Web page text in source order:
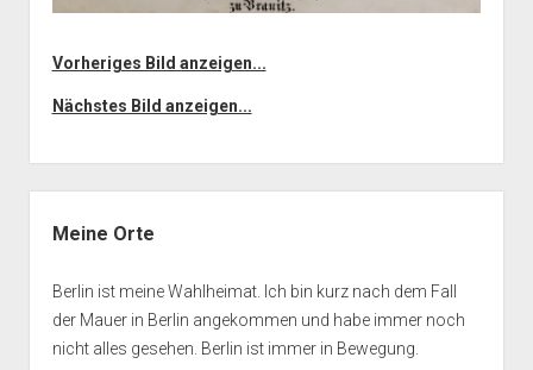
Vorheriges Bild anzeigen...
Nächstes Bild anzeigen...
Meine Orte
Berlin ist meine Wahlheimat. Ich bin kurz nach dem Fall
der Mauer in Berlin angekommen und habe immer noch
nicht alles gesehen. Berlin ist immer in Bewegung.